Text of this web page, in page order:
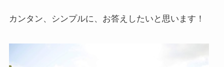
カンタン、シンプルに、お答えしたいと思います！